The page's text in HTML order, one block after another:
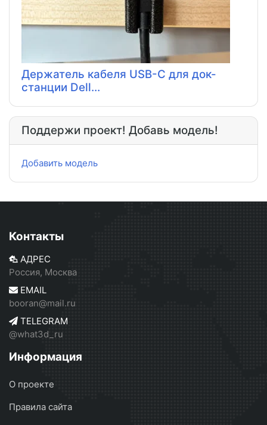
Держатель кабеля USB-C для док-
станции Dell...
Поддержи проект! Добавь модель!
Добавить модель
Контакты
АДРЕС
Россия, Москва
EMAIL
booran@mail.ru
TELEGRAM
@what3d_ru
Информация
О проекте
Правила сайта